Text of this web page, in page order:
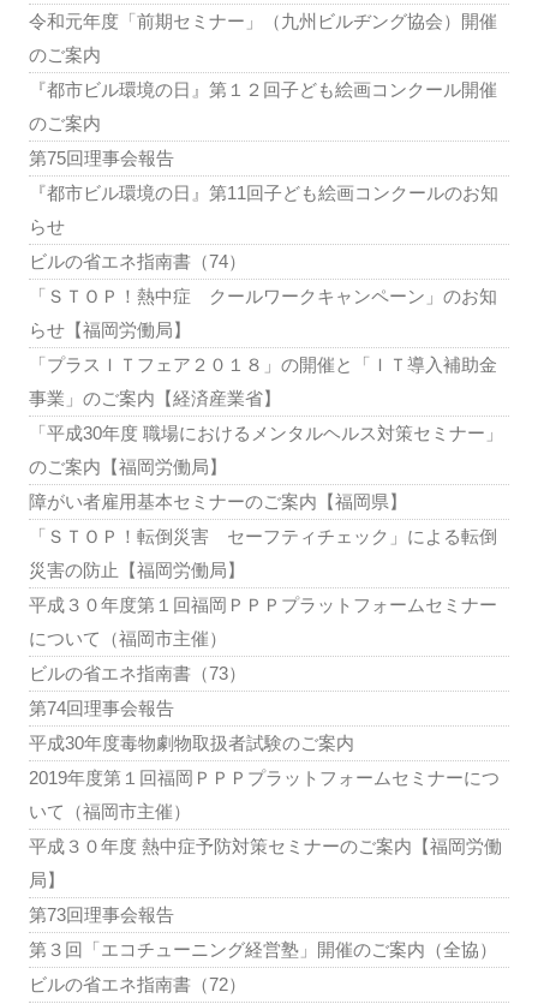
令和元年度「前期セミナー」（九州ビルヂング協会）開催
のご案内
『都市ビル環境の日』第１２回子ども絵画コンクール開催
のご案内
第75回理事会報告
『都市ビル環境の日』第11回子ども絵画コンクールのお知
らせ
ビルの省エネ指南書（74）
「ＳＴＯＰ！熱中症 クールワークキャンペーン」のお知
らせ【福岡労働局】
「プラスＩＴフェア２０１８」の開催と「ＩＴ導入補助金
事業」のご案内【経済産業省】
「平成30年度 職場におけるメンタルヘルス対策セミナー」
のご案内【福岡労働局】
障がい者雇用基本セミナーのご案内【福岡県】
「ＳＴＯＰ！転倒災害 セーフティチェック」による転倒
災害の防止【福岡労働局】
平成３０年度第１回福岡ＰＰＰプラットフォームセミナー
について（福岡市主催）
ビルの省エネ指南書（73）
第74回理事会報告
平成30年度毒物劇物取扱者試験のご案内
2019年度第１回福岡ＰＰＰプラットフォームセミナーにつ
いて（福岡市主催）
平成３０年度 熱中症予防対策セミナーのご案内【福岡労働
局】
第73回理事会報告
第３回「エコチューニング経営塾」開催のご案内（全協）
ビルの省エネ指南書（72）